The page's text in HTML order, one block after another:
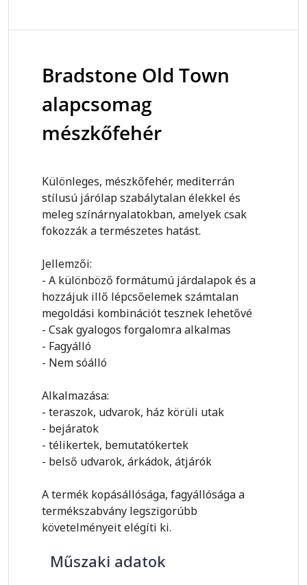
Bradstone Old Town
alapcsomag
mészkőfehér
Különleges, mészkőfehér, mediterrán
stílusú járólap szabálytalan élekkel és
meleg színárnyalatokban, amelyek csak
fokozzák a természetes hatást.
Jellemzői:
- A különböző formátumú járdalapok és a
hozzájuk illő lépcsőelemek számtalan
megoldási kombinációt tesznek lehetővé
- Csak gyalogos forgalomra alkalmas
- Fagyálló
- Nem sóálló
Alkalmazása:
- teraszok, udvarok, ház körüli utak
- bejáratok
- télikertek, bemutatókertek
- belső udvarok, árkádok, átjárók
A termék kopásállósága, fagyállósága a
termékszabvány legszigorúbb
követelményeit elégíti ki.
Műszaki adatok